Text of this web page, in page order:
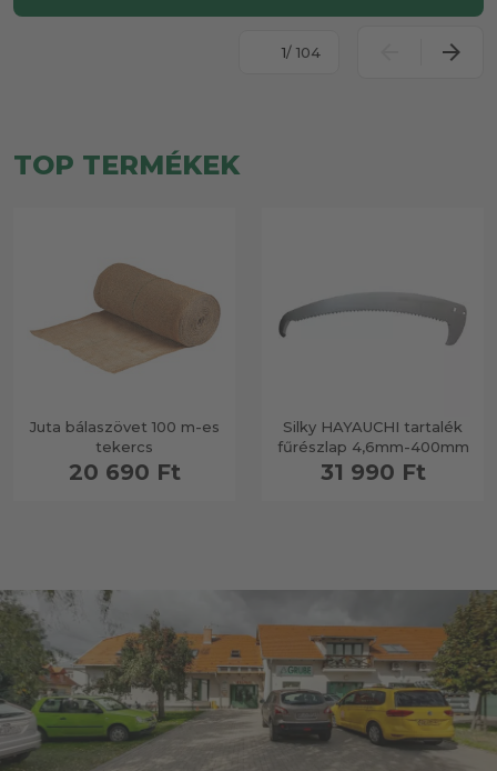
/ 104
TOP TERMÉKEK
Juta bálaszövet 100 m-es
tekercs
20 690 Ft
Silky HAYAUCHI tartalék
fűrészlap 4,6mm-400mm
31 990 Ft